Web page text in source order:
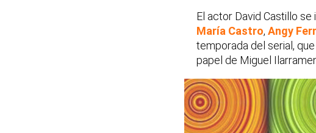
El actor David Castillo
María Castro, Angy
temporada del serial,
papel de Miguel